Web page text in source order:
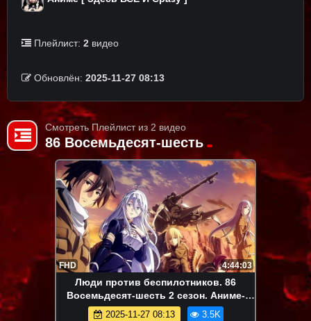
Плейлист: 2 видео
Обновлён: 2025-11-27 08:13
Смотреть Плейлист из 2 видео
86 Восемьдесят-шесть
FHD 4:44:03
Люди против беспилотников. 86
Восемьдесят-шесть 2 сезон. Аниме-
марафон. Все серии подряд.
2025-11-27 08:13 3.5K